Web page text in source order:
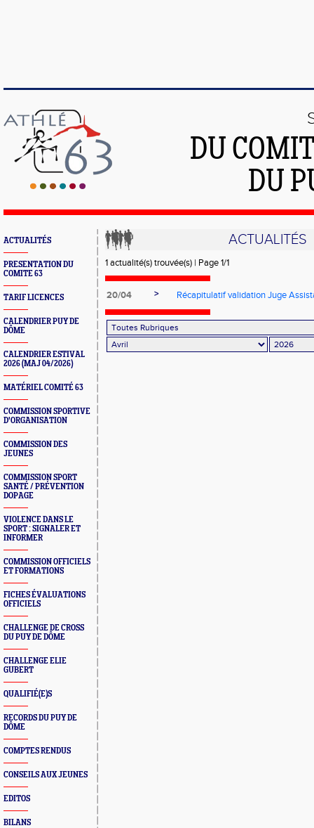
DU
DU
ACTUALITÉS
PRESENTATION DU
COMITE 63
TARIF LICENCES
CALENDRIER PUY DE
DÔME
CALENDRIER ESTIVAL
2026 (MAJ 04/2026)
MATÉRIEL COMITÉ 63
COMMISSION SPORTIVE
D'ORGANISATION
COMMISSION DES
JEUNES
COMMISSION SPORT
SANTÉ / PRÉVENTION
DOPAGE
VIOLENCE DANS LE
SPORT : SIGNALER ET
INFORMER
COMMISSION OFFICIELS
ET FORMATIONS
FICHES ÉVALUATIONS
OFFICIELS
CHALLENGE DE CROSS
DU PUY DE DÔME
CHALLENGE ELIE
GUBERT
QUALIFIÉ(E)S
RECORDS DU PUY DE
DÔME
COMPTES RENDUS
CONSEILS AUX JEUNES
EDITOS
BILANS
ACTUALITÉS
1 actualité(s) trouvée(s) | Page 1/1
20/04 > Récapitulatif validation Juge